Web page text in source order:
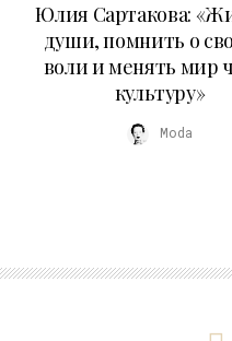
Юлия Сартакова:
души, помнить о
воли и менять мир
культуру»
Moda